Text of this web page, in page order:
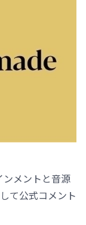
メントと音源
て公式コメント